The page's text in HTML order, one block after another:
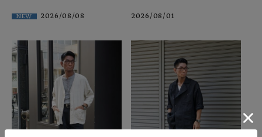
NEW 2026/08/08 2026/08/01